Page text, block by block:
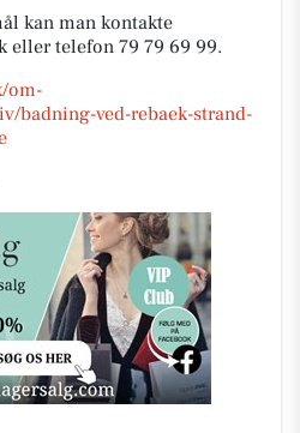
kan man kontakte
eller telefon 79 79 69 99.
om-
badning-ved-rebaek-strand-